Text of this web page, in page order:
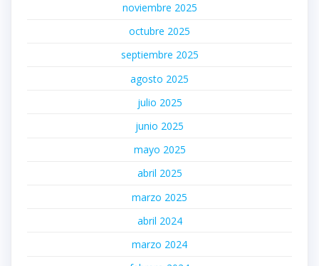
noviembre 2025
octubre 2025
septiembre 2025
agosto 2025
julio 2025
junio 2025
mayo 2025
abril 2025
marzo 2025
abril 2024
marzo 2024